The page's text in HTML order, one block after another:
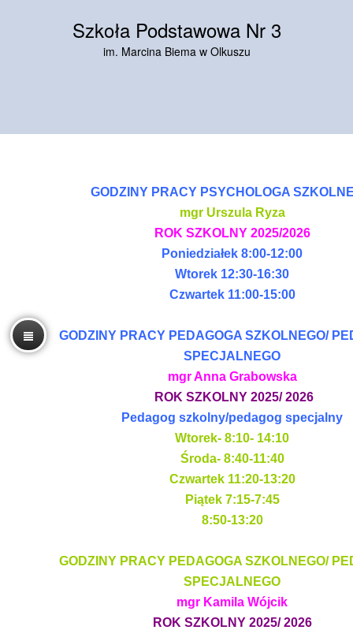
Szkoła Podstawowa Nr 3
im. Marcina Biema w Olkuszu
GODZINY PRACY PSYCHOLOGA
mgr Urszula Ryza
ROK SZKOLNY 2025/2026
Poniedziałek 8:00-12:00
Wtorek 12:30-16:30
Czwartek 11:00-15:00
GODZINY PRACY PEDAGOGA SZKOLNEGO/
SPECJALNEGO
mgr Anna Grabowska
ROK SZKOLNY 2025/ 2026
Pedagog szkolny/pedagog specjalny
Wtorek- 8:10- 14:10
Środa- 8:40-11:40
Czwartek 11:20-13:20
Piątek 7:15-7:45
8:50-13:20
GODZINY PRACY PEDAGOGA SZKOLNEGO/
SPECJALNEGO
mgr Kamila Wójcik
ROK SZKOLNY 2025/ 2026